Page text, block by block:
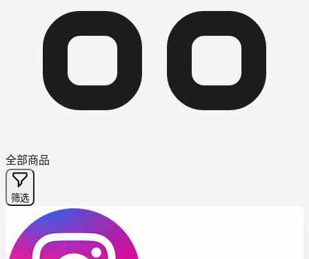
全部商品
筛选